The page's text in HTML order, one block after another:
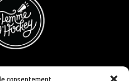
consentement